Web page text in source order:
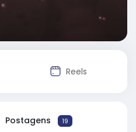
Reels
Postagens 19